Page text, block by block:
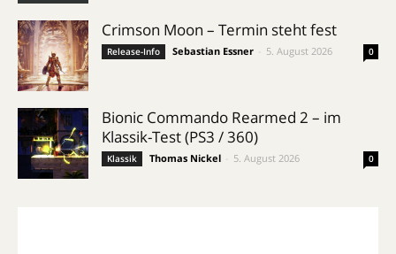
Crimson Moon – Termin steht fest
Release-Info Sebastian Essner 5. August 2026 0
Bionic Commando Rearmed 2 – im
Klassik-Test (PS3 / 360)
Klassik Thomas Nickel 5. August 2026 0